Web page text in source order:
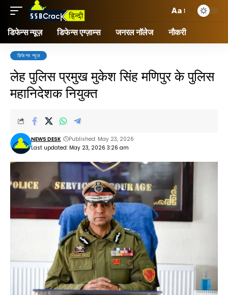
Aa
डिफेन्स न्यूज़ डिफेन्स एग्ज़ाम्स जनरल नॉलेज नौकरी
डिफेन्स न्यूज़
लेह पुलिस प्रमुख मुकेश सिंह मणिपुर के पुलिस
महानिदेशक नियुक्त
Last updated: May 23, 2026 3:26 am
NEWS DESK Published: May 23, 2026